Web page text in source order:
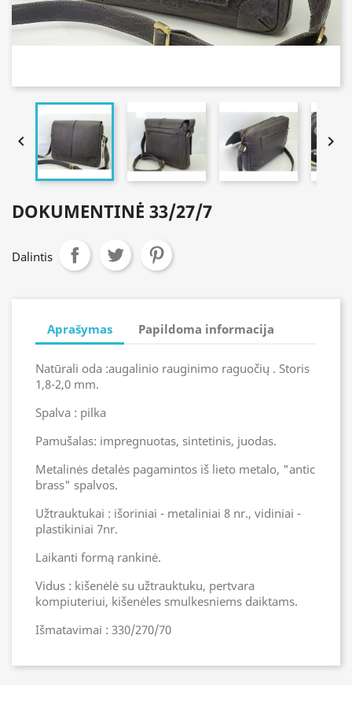
 
DOKUMENTINĖ 33/27/7
Dalintis
Aprašymas Papildoma informacija
Natūrali oda :augalinio rauginimo raguočių . Storis
1,8-2,0 mm.
Spalva : pilka
Pamušalas: impregnuotas, sintetinis, juodas.
Metalinės detalės pagamintos iš lieto metalo, "antic
brass" spalvos.
Užtrauktukai : išoriniai - metaliniai 8 nr., vidiniai -
plastikiniai 7nr.
Laikanti formą rankinė.
Vidus : kišenėlė su užtrauktuku, pertvara
kompiuteriui, kišenėles smulkesniems daiktams.
Išmatavimai : 330/270/70